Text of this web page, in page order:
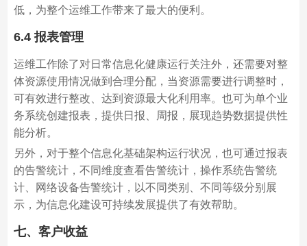
低，为整个运维工作带来了最大的便利。
6.4 报表管理
运维工作除了对日常信息化健康运行关注外，还需要对整
体资源使用情况做到合理分配，当资源需要进行调整时，
可有效进行整改、达到资源最大化利用率。也可为单个业
务系统创建报表，提供日报、周报，展现趋势数据提供性
能分析。
另外，对于整个信息化基础架构运行状况，也可通过报表
的告警统计，不同维度查看告警统计，操作系统告警统
计、网络设备告警统计，以不同类别、不同等级分别展
示，为信息化建设可持续发展提供了有效帮助。
七、客户收益